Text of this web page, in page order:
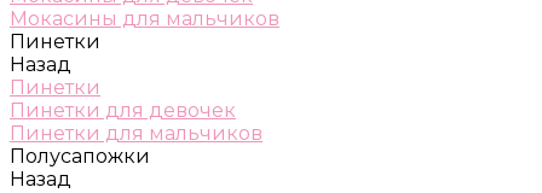
Мокасины для мальчиков
Пинетки
Назад
Пинетки
Пинетки для девочек
Пинетки для мальчиков
Полусапожки
Назад